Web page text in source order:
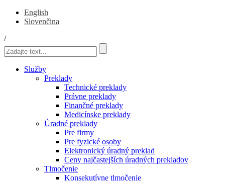
English
Slovenčina
/
Služby
Preklady
Technické preklady
Právne preklady
Finančné preklady
Medicínske preklady
Úradné preklady
Pre firmy
Pre fyzické osoby
Elektronický úradný preklad
Ceny najčastejších úradných prekladov
Tlmočenie
Konsekutívne tlmočenie